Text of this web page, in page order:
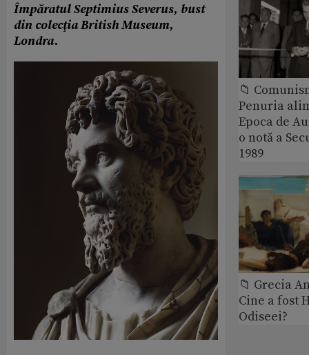
Împăratul Septimius Severus, bust
din colecţia British Museum,
Londra.
📁
Penuria
Epoca de
o notă a
1989
📁 Grecia
Cine a fost
Odiseei?